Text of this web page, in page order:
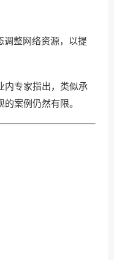
调整网络资源，以提
内专家指出，类似承
案例仍然有限。